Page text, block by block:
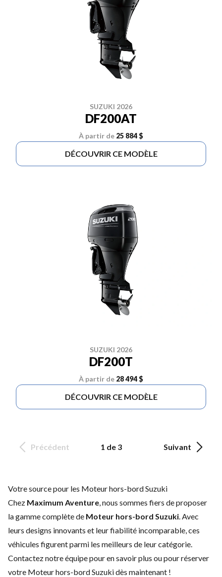
SUZUKI 2026
DF200AT
À partir de 25 884 $
DÉCOUVRIR CE MODÈLE
SUZUKI 2026
DF200T
À partir de 28 494 $
DÉCOUVRIR CE MODÈLE
Précédent 1 de 3 Suivant
Votre source pour les Moteur hors-bord Suzuki
Chez Maximum Aventure, nous sommes fiers de proposer
la gamme complète de Moteur hors-bord Suzuki. Avec
leurs designs innovants et leur fiabilité incomparable, ces
véhicules figurent parmi les meilleurs de leur catégorie.
Contactez notre équipepour en savoir plus ou pour réserver
votre Moteur hors-bord Suzuki dès maintenant !